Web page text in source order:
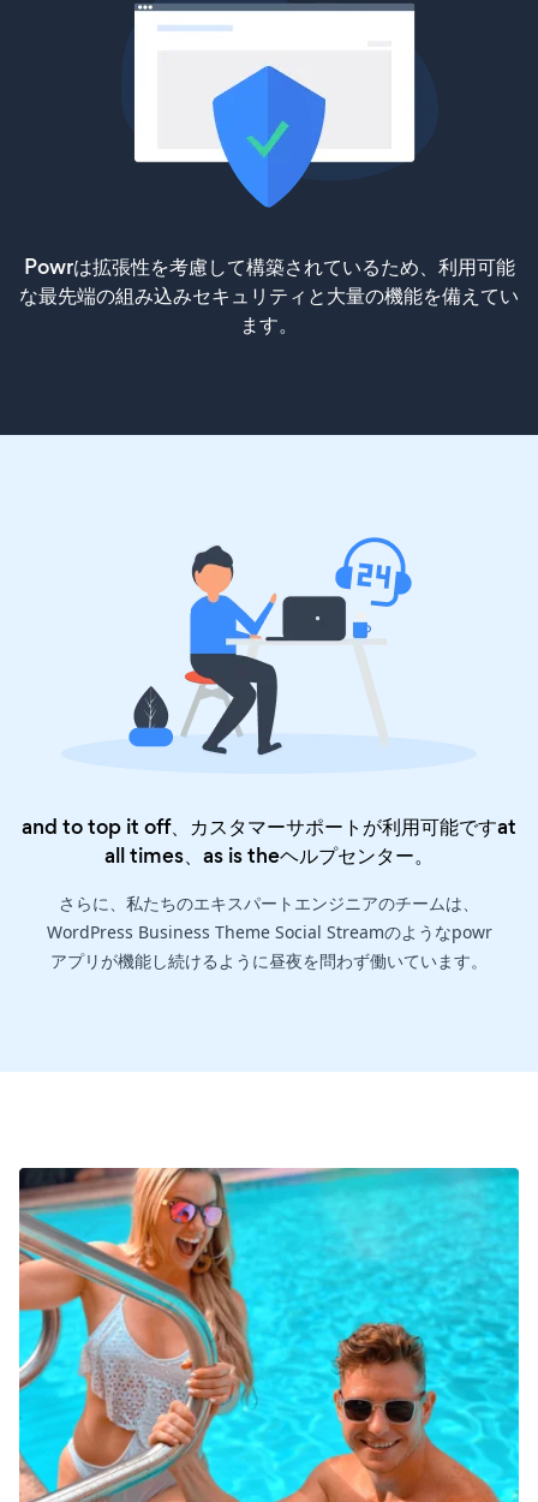
Powrは拡張性を考慮して構築されているため、利用可能
な最先端の組み込みセキュリティと大量の機能を備えてい
ます。
and to top it off、カスタマーサポートが利用可能ですat
all times、as is theヘルプセンター。
さらに、私たちのエキスパートエンジニアのチームは、
WordPress Business Theme Social Streamのようなpowr
アプリが機能し続けるように昼夜を問わず働いています。